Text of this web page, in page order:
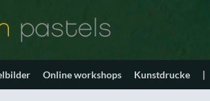
Online workshops Kunstdrucke |